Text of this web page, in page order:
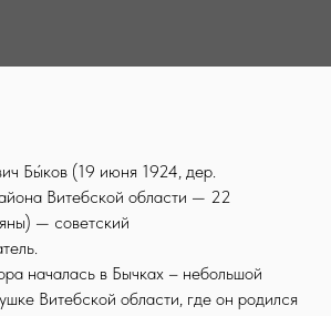
Бы́ков (19 июня 1924, дер.
Витебской области — 22
— советский
началась в Бычках – небольшой
Витебской области, где он родился